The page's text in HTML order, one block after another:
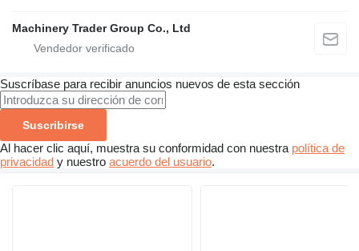
Machinery Trader Group Co., Ltd
Suscríbase para recibir anuncios nuevos de esta sección
Suscribirse
Al hacer clic aquí, muestra su conformidad con nuestra política de
privacidad y nuestro acuerdo del usuario.